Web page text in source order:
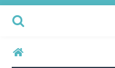
Sie sind hier